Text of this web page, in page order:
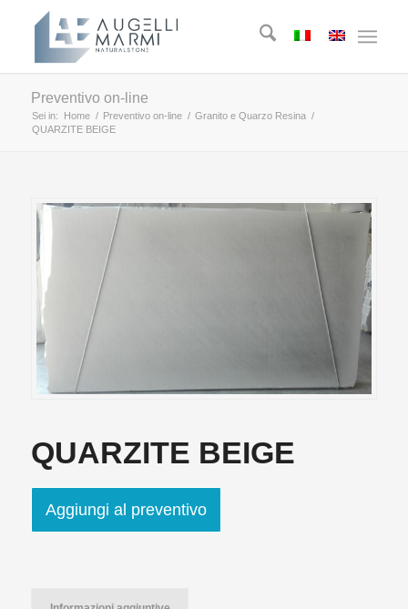
Preventivo on-line
Sei in: Home / Preventivo on-line / Granito e Quarzo Resina /
QUARZITE BEIGE
QUARZITE BEIGE
Aggiungi al preventivo